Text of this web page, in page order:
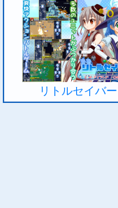
リトルセイバー